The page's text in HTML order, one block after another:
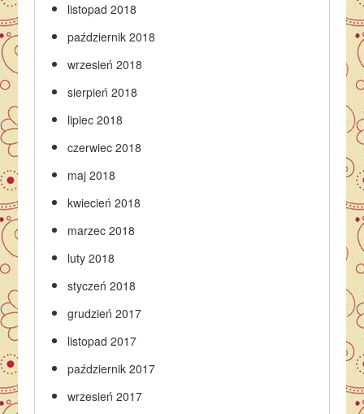
listopad 2018
październik 2018
wrzesień 2018
sierpień 2018
lipiec 2018
czerwiec 2018
maj 2018
kwiecień 2018
marzec 2018
luty 2018
styczeń 2018
grudzień 2017
listopad 2017
październik 2017
wrzesień 2017